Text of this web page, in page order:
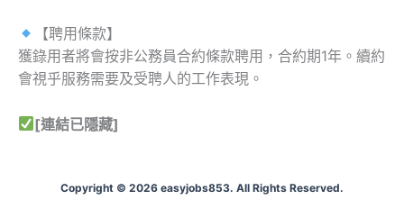
【聘用條款】
獲錄用者將會按非公務員合約條款聘用，合約期1年。續約
會視乎服務需要及受聘人的工作表現。
[連結已隱藏]
Copyright © 2026 easyjobs853. All Rights Reserved.